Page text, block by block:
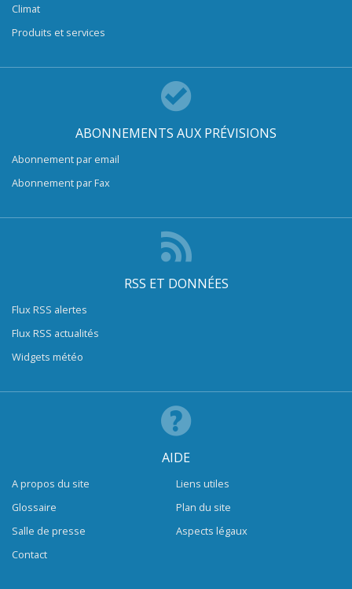
Climat
Produits et services
ABONNEMENTS AUX PRÉVISIONS
Abonnement par email
Abonnement par Fax
RSS ET DONNÉES
Flux RSS alertes
Flux RSS actualités
Widgets météo
AIDE
A propos du site
Glossaire
Salle de presse
Contact
Liens utiles
Plan du site
Aspects légaux